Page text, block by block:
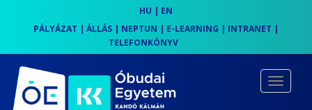
HU | EN
PÁLYÁZAT | ÁLLÁS | NEPTUN | E-LEARNING | INTRANET |
TELEFONKÖNYV